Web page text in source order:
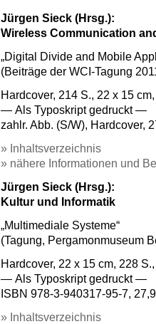
Jürgen Sieck (Hrsg.):
Wireless Communication
„Digital Divide and Mobile
(Beiträge der WCI-Tagung
Hardcover, 214 S., 22 x 15
— Als Typoskript gedruckt —
zahlr. Abb. (S/W), Hardcover,
» Inhaltsverzeichnis
» nähere Informationen und
Jürgen Sieck (Hrsg.):
Kultur und Informatik
„Multimediale Systeme“
(Tagung, Pergamonmuseum
Hardcover, 22 x 15 cm, 228
— Als Typoskript gedruckt —
ISBN 978-3-940317-95-7,
» Inhaltsverzeichnis